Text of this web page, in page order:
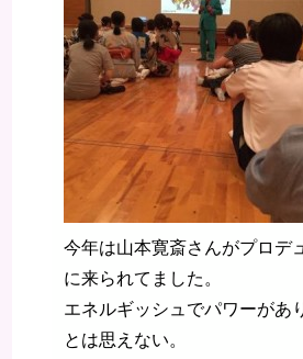
今年は山本寛斎さんがプロデ
に来られてました。
エネルギッシュでパワーがあ
とは思えない。